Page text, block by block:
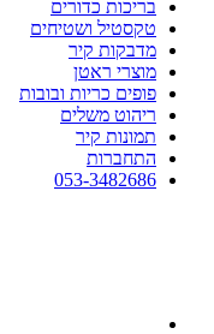
בריכות כדורים
טקסטיל ושטיחים
מדבקות קיר
מוצרי ראטן
פופים כריות ובובות
ריהוט משלים
תמונות קיר
התחברות
053-3482686